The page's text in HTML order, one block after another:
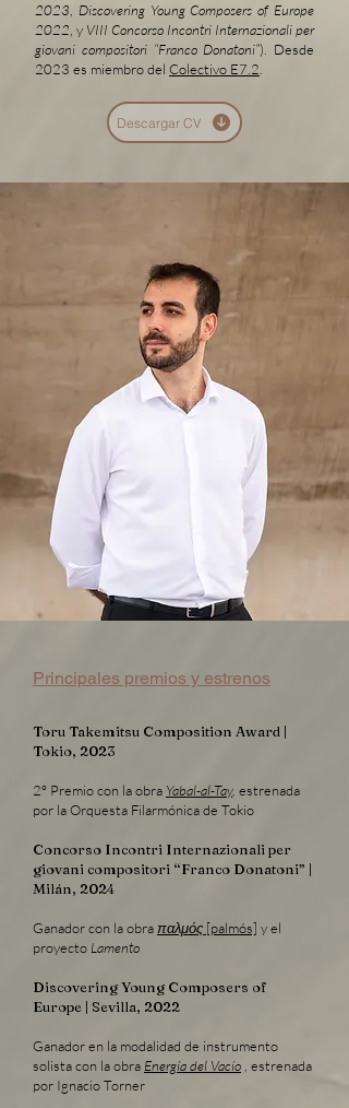
2023
Discovering Young Composers of Europe
2022 , y VIII Concorso Incontri Internazionali per
giovani compositori “Franco Donatoni”). Desde
2023 es miembro del Colectivo E7.2
Descargar CV
Principales premios y estrenos
​​Toru Takemitsu Composition Award |
Tokio, 2023
2º Premio con la obra Yabal-al-Tay, estrenada
por la Orquesta Filarmónica de Tokio
Concorso Incontri Internazionali per
giovani compositori “Franco Donatoni” |
Milán, 2024
Ganador con la obra παλμός [palmós] y el
proyecto Lamento
Discovering Young Composers of
Europe | Sevilla, 2022
Ganador en la modalidad de instrumento
solista con la obra Energía del Vacío , estrenada
por Ignacio Torner